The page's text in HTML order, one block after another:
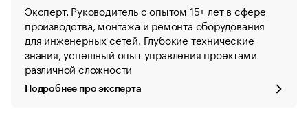
Эксперт. Руководитель с опытом 15+ лет в сфере
производства, монтажа и ремонта оборудования
для инженерных сетей. Глубокие технические
знания, успешный опыт управления проектами
различной сложности
Подробнее про эксперта